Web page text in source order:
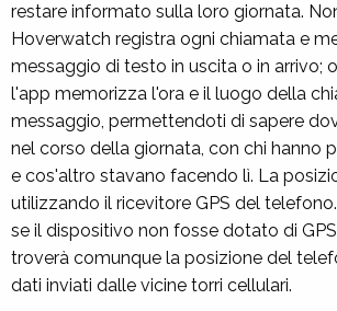
restare informato sulla loro giornata.
Hoverwatch registra ogni chiamata e
messaggio di testo in uscita o in arrivo;
l'app memorizza l'ora e il luogo della
messaggio, permettendoti di sapere
nel corso della giornata, con chi hanno
e cos'altro stavano facendo lì. La
utilizzando il ricevitore GPS del
se il dispositivo non fosse dotato di
troverà comunque la posizione del
dati inviati dalle vicine torri cellulari.